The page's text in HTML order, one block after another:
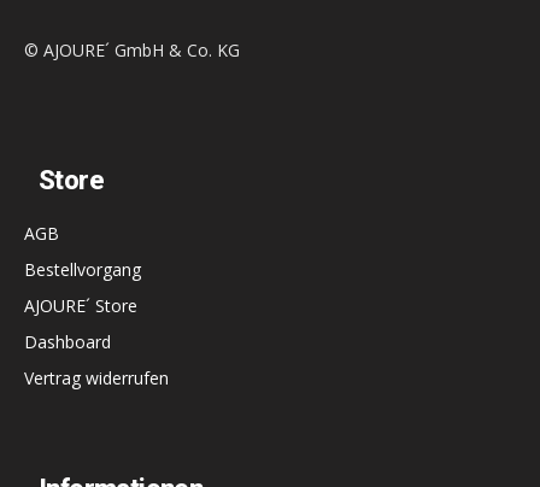
© AJOURE´ GmbH & Co. KG
Store
AGB
Bestellvorgang
AJOURE´ Store
Dashboard
Vertrag widerrufen